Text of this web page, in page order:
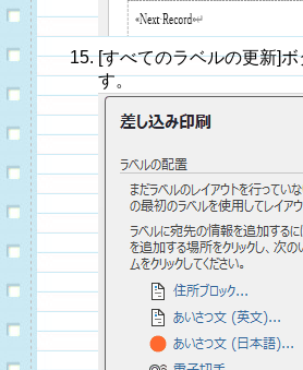
[すべてのラベルの更新]
す。